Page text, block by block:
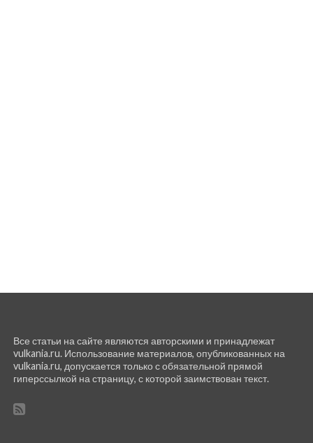
Все статьи на сайте являются авторскими и принадлежат
vulkania.ru. Использование материалов, опубликованных на
vulkania.ru, допускается только с обязательной прямой
гиперссылкой на страницу, с которой заимствован текст.